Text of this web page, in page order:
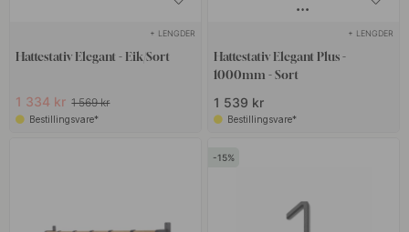
+ LENGDER
Hattestativ Elegant - Eik/Sort
1 334 kr 1 569 kr
Bestillingsvare*
+ LENGDER
Hattestativ Elegant Plus -
1000mm - Sort
1 539 kr
Bestillingsvare*
15